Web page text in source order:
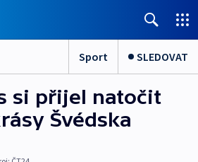
Sport SLEDOVAT
si přijel natočit
Švédska